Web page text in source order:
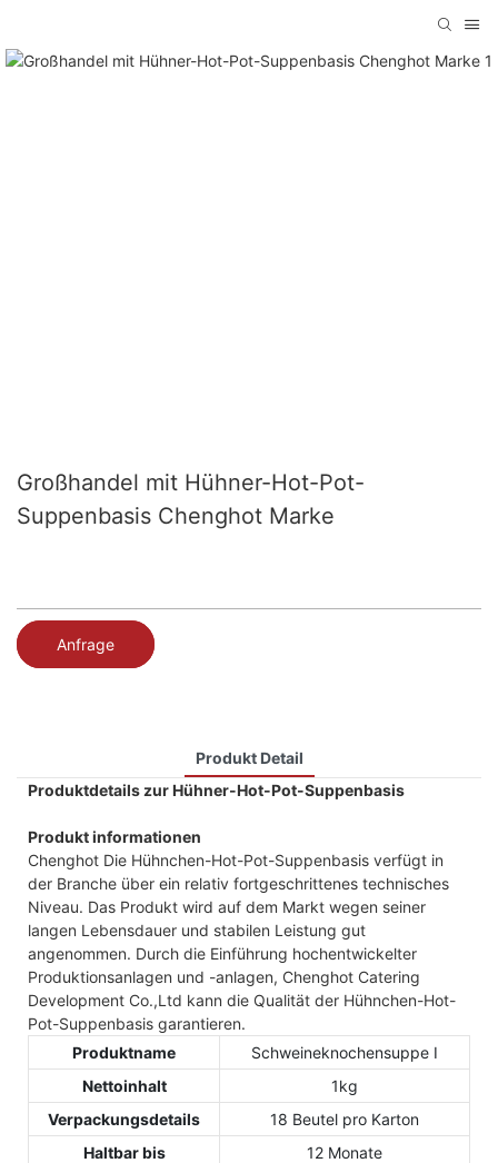
Großhandel mit Hühner-Hot-Pot-
Suppenbasis Chenghot Marke
Anfrage
Produkt Detail
Produktdetails zur Hühner-Hot-Pot-Suppenbasis
Produkt informationen
Chenghot Die Hühnchen-Hot-Pot-Suppenbasis verfügt in
der Branche über ein relativ fortgeschrittenes technisches
Niveau. Das Produkt wird auf dem Markt wegen seiner
langen Lebensdauer und stabilen Leistung gut
angenommen. Durch die Einführung hochentwickelter
Produktionsanlagen und -anlagen, Chenghot Catering
Development Co.,Ltd kann die Qualität der Hühnchen-Hot-
Pot-Suppenbasis garantieren.
Produktname
Schweineknochensuppe Ⅰ
Nettoinhalt
1kg
Verpackungsdetails
18 Beutel pro Karton
Haltbar bis
12 Monate